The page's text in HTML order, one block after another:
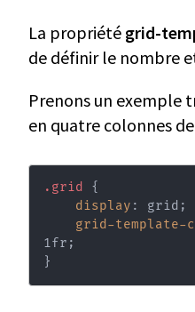
La propriété grid-
de définir le nombre
Prenons un exemple
en quatre colonnes
.grid
{
display : grid ;
grid-template-
1fr ;
}